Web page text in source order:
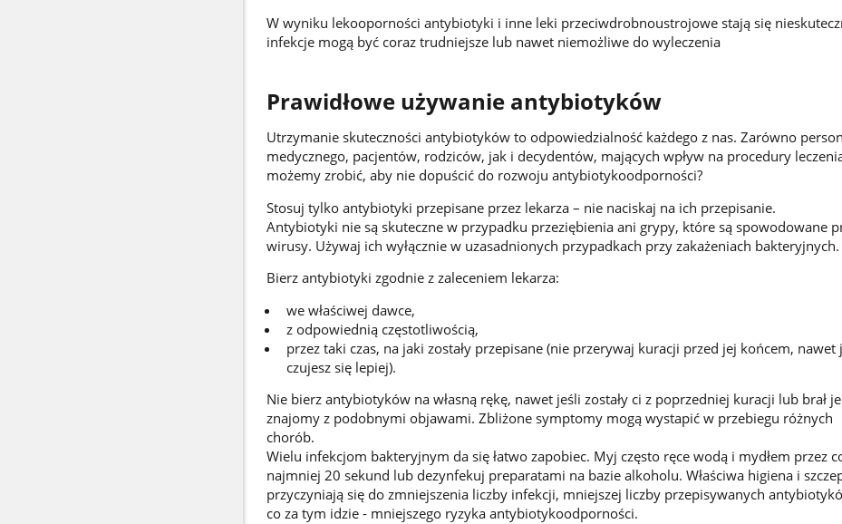
W wyniku lekooporności antybiotyki i inne leki przeciwdrobnoustrojowe stają się
infekcje mogą być coraz trudniejsze lub nawet niemożliwe do wyleczenia
Prawidłowe używanie antybiotyków
Utrzymanie skuteczności antybiotyków to odpowiedzialność każdego z nas. Zarówno
medycznego, pacjentów, rodziców, jak i decydentów, mających wpływ na procedury
możemy zrobić, aby nie dopuścić do rozwoju antybiotykoodporności?
Stosuj tylko antybiotyki przepisane przez lekarza – nie naciskaj na ich przepisanie.
Antybiotyki nie są skuteczne w przypadku przeziębienia ani grypy, które są spowodowane
wirusy. Używaj ich wyłącznie w uzasadnionych przypadkach przy zakażeniach bakteryjnych.
Bierz antybiotyki zgodnie z zaleceniem lekarza:
we właściwej dawce,
z odpowiednią częstotliwością,
przez taki czas, na jaki zostały przepisane (nie przerywaj kuracji przed jej końcem, nawet
czujesz się lepiej).
Nie bierz antybiotyków na własną rękę, nawet jeśli zostały ci z poprzedniej kuracji lub brał je
znajomy z podobnymi objawami. Zbliżone symptomy mogą wystapić w przebiegu różnych
chorób.
Wielu infekcjom bakteryjnym da się łatwo zapobiec. Myj często ręce wodą i mydłem przez
najmniej 20 sekund lub dezynfekuj preparatami na bazie alkoholu. Właściwa higiena i
przyczyniają się do zmniejszenia liczby infekcji, mniejszej liczby przepisywanych
co za tym idzie - mniejszego ryzyka antybiotykoodporności.